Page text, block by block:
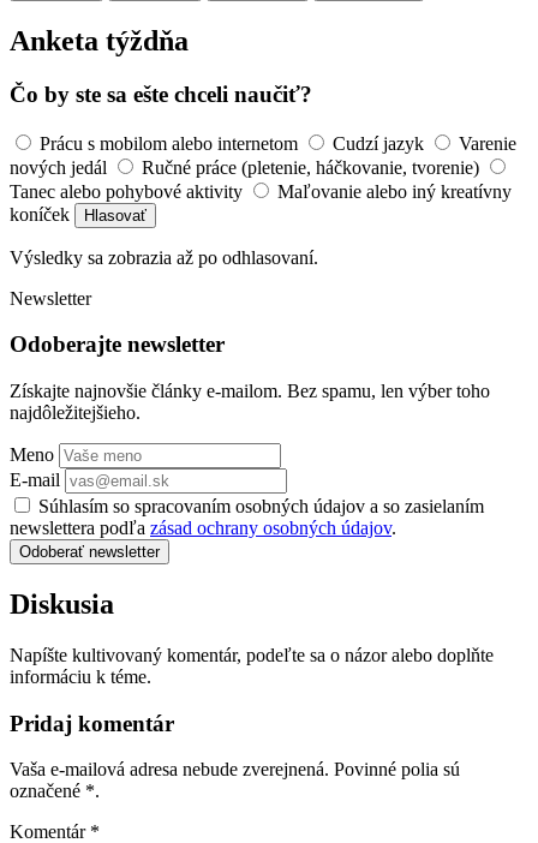
Anketa týždňa
Čo by ste sa ešte chceli naučiť?
Prácu s mobilom alebo internetom Cudzí jazyk
Varenie
nových jedál
Ručné práce (pletenie, háčkovanie, tvorenie)
Tanec alebo pohybové aktivity
Maľovanie alebo iný kreatívny
koníček
Hlasovať
Výsledky sa zobrazia až po odhlasovaní.
Newsletter
Odoberajte newsletter
Získajte najnovšie články e-mailom. Bez spamu, len výber toho
najdôležitejšieho.
Meno
E-mail
Súhlasím so spracovaním osobných údajov a so zasielaním
newslettera podľa zásad ochrany osobných údajov.
Odoberať newsletter
Diskusia
Napíšte kultivovaný komentár, podeľte sa o názor alebo doplňte
informáciu k téme.
Pridaj komentár
Vaša e-mailová adresa nebude zverejnená. Povinné polia sú
označené *.
Komentár *